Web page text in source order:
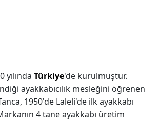
yılında Türkiye'de kurulmuştur.
ayakkabıcılık mesleğini öğrenen
1950'de Laleli'de ilk ayakkabı
4 tane ayakkabı üretim